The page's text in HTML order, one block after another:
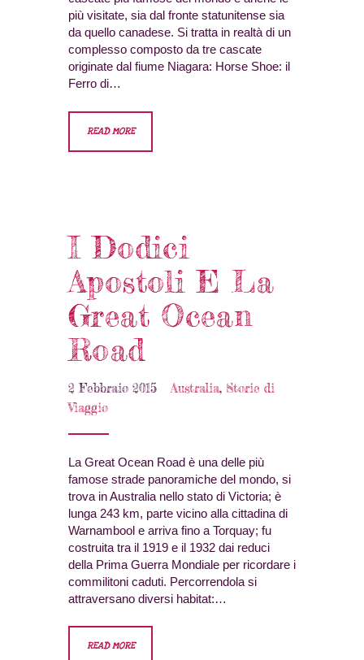
più visitate, sia dal fronte statunitense sia
da quello canadese. Si tratta in realtà di un
complesso composto da tre cascate
originate dal fiume Niagara: Horse Shoe: il
Ferro di…
READ MORE
I Dodici
Apostoli E La
Great Ocean
Road
2 Febbraio 2015 Australia, Storie di
Viaggio
La Great Ocean Road è una delle più
famose strade panoramiche del mondo, si
trova in Australia nello stato di Victoria; è
lunga 243 km, parte vicino alla cittadina di
Warnambool e arriva fino a Torquay; fu
costruita tra il 1919 e il 1932 dai reduci
della Prima Guerra Mondiale per ricordare i
commilitoni caduti. Percorrendola si
attraversano diversi habitat:…
READ MORE